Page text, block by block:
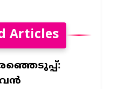
Articles
വൻ